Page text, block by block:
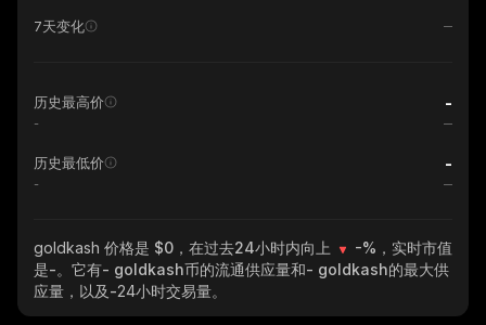
7天变化
历史最高价 -
-
历史最低价 -
-
goldkash 价格是 $0，在过去24小时内向上 -% ，实时市值
是-。它有- goldkash币的流通供应量和- goldkash的最大供
应量，以及-24小时交易量。